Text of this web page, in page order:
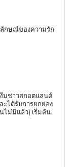
ลักษณ์ของความรัก
มชาวสกอตแลนด์
ะได้รับการยกย่อง